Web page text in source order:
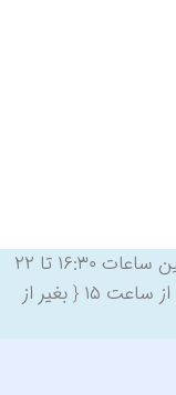
ارسال سفارش بین ساعات ۱۶:۳۰ تا ۲۲
همان روز، در صورت ثبت سفارش تا قبل از ساعت ۱۵ { بغیر از